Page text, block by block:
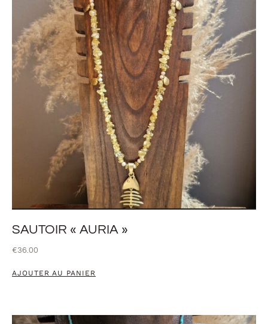
SAUTOIR « AURIA »
€36.00
AJOUTER AU PANIER